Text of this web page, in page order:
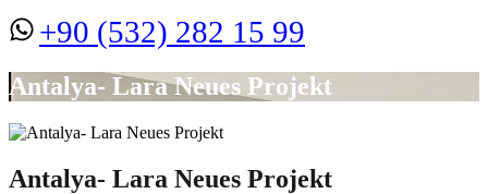
+90 (532) 282 15 99
Antalya- Lara Neues Projekt
Antalya- Lara Neues Projekt